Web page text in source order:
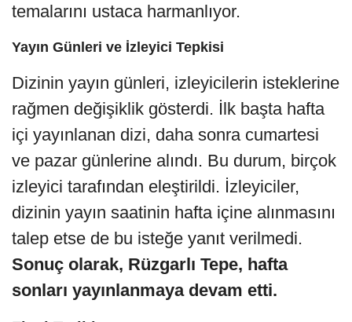
temalarını ustaca harmanlıyor.
Yayın Günleri ve İzleyici Tepkisi
Dizinin yayın günleri, izleyicilerin isteklerine
rağmen değişiklik gösterdi. İlk başta hafta
içi yayınlanan dizi, daha sonra cumartesi
ve pazar günlerine alındı. Bu durum, birçok
izleyici tarafından eleştirildi. İzleyiciler,
dizinin yayın saatinin hafta içine alınmasını
talep etse de bu isteğe yanıt verilmedi.
Sonuç olarak, Rüzgarlı Tepe, hafta
sonları yayınlanmaya devam etti.